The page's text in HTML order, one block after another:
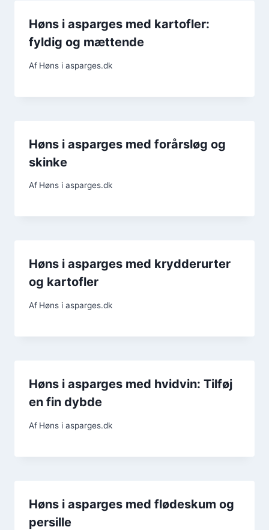
Høns i asparges med kartofler:
fyldig og mættende
Af Høns i asparges.dk
Høns i asparges med forårsløg og
skinke
Af Høns i asparges.dk
Høns i asparges med krydderurter
og kartofler
Af Høns i asparges.dk
Høns i asparges med hvidvin: Tilføj
en fin dybde
Af Høns i asparges.dk
Høns i asparges med flødeskum og
persille